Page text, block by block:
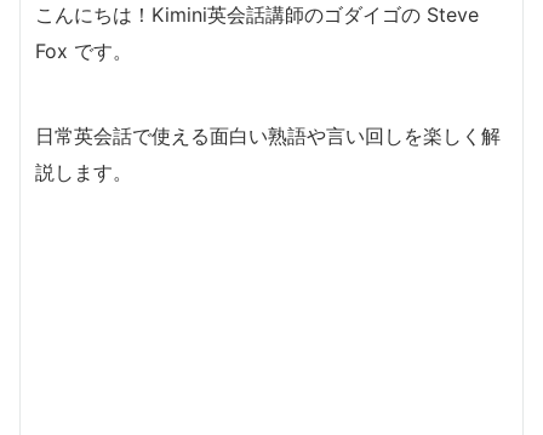
こんにちは！Kimini英会話講師のゴダイゴの Steve
Fox です。
日常英会話で使える面白い熟語や言い回しを楽しく解
説します。